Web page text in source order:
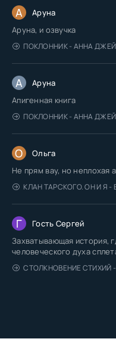
А Аруна
Аруна, и озвучка
ПОКЛОННИК - АННА
А Аруна
Апигенная книга
ПОКЛОННИК - АННА
О Ольга
Не прям вау, но неплохая
КЛАН ТАРСКОГО. ОН И Я
Г Гость Сергей
Захватывающая история,
человеческого духа
СТОЛКНОВЕНИЕ СТИХИЙ